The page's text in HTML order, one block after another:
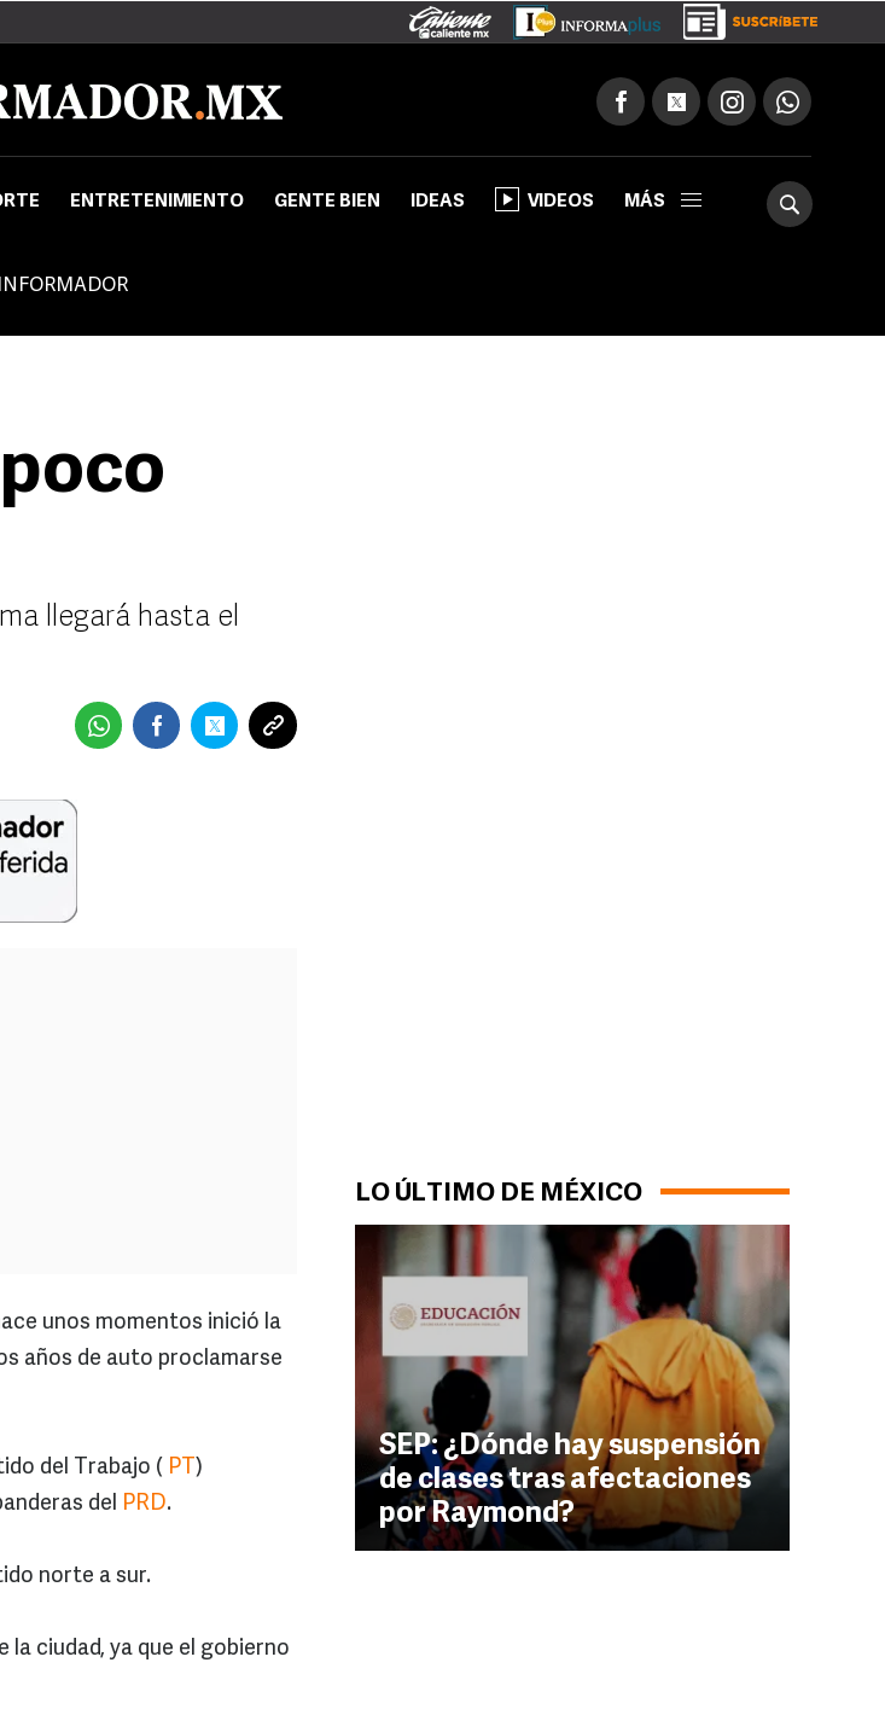
ENTRETENIMIENTO GENTE BIEN IDEAS VIDEOS MÁS
LO ÚLTIMO DE MÉXICO
SEP: ¿Dónde hay suspensión
de clases tras afectaciones
por Raymond?
llegará hasta el
unos momentos inició la
años de auto proclamarse
del Trabajo ( PT )
del PRD.
norte a sur.
la ciudad, ya que el gobierno